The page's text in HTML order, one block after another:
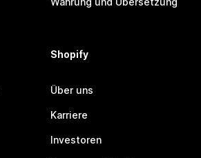
Shopify
Über uns
Karriere
Investoren